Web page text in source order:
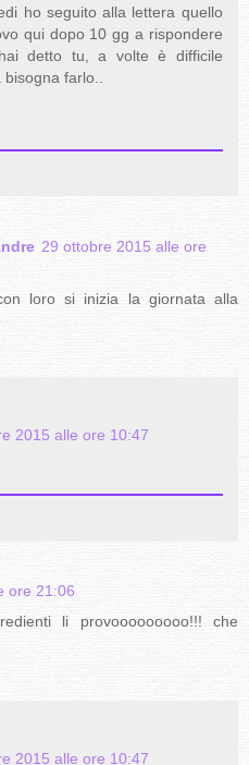
ho seguito alla lettera quello
qui dopo 10 gg a rispondere
detto tu, a volte è difficile
farlo..
29 ottobre 2015 alle ore
loro si inizia la giornata alla
2015 alle ore 10:47
ore 21:06
li provooooooooo!!! che
2015 alle ore 10:47